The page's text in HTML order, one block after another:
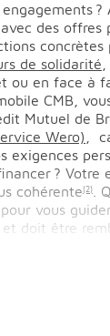
des
concrètes
de solidarité
ou en face à
CMB,
Mutuel de
Wero)
,
exigences
?
cohérente(2) .
vous
doit être